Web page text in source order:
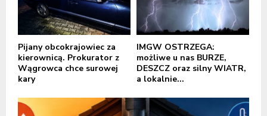
Pijany obcokrajowiec za
kierownicą. Prokurator z
Wągrowca chce surowej
kary
IMGW OSTRZEGA:
możliwe u nas BURZE,
DESZCZ oraz silny WIATR,
a lokalnie...